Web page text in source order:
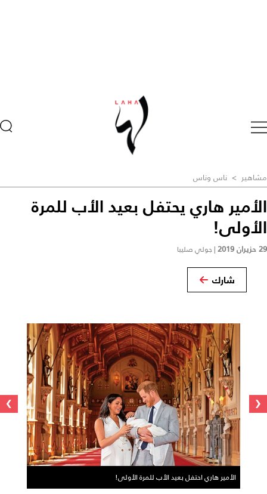
مشاهير > ناس وناس
الأمير هاري يحتفل بعيد الأب للمرة
الأولى!
29 حزيران 2019 |جولي صليبا
شارك
الأمير هاري احتفل بعيد الأب للمرة الأولى!
‹
›